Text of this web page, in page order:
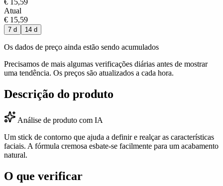
€ 15,59
Atual
€ 15,59
7 d 14 d
Os dados de preço ainda estão sendo acumulados
Precisamos de mais algumas verificações diárias antes de mostrar
uma tendência. Os preços são atualizados a cada hora.
Descrição do produto
Análise de produto com IA
Um stick de contorno que ajuda a definir e realçar as características
faciais. A fórmula cremosa esbate-se facilmente para um acabamento
natural.
O que verificar